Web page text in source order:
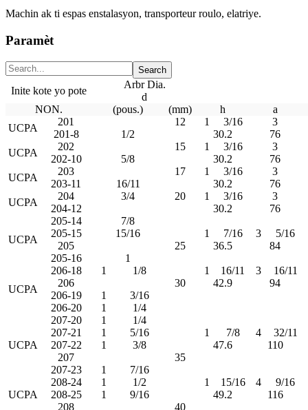
Machin ak ti espas enstalasyon, transporteur roulo, elatriye.
Paramèt
Inite kote yo pote
Arbr Dia.
d
NON.
(pous.) (mm) h
a
UCPA
201 12 1 3/16
3
201-8
1/2 30.2
76
UCPA
202 15 1 3/16
3
202-10
5/8 30.2
76
UCPA
203 17 1 3/16
3
203-11
16/11 30.2
76
UCPA
204 3/4 20 1 3/16
3
204-12
30.2 76
UCPA
205-14
7/8
205-15
15/16 1 7/16 3
5/16
205
25 36.5
84
205-16
1
UCPA
206-18 1 1/8 1 16/11 3
16/11
206
30 42.9
94
206-19
1
3/16
206-20
1 1/4
UCPA
207-20 1
1/4
207-21
1 5/16 1 7/8 4
32/11
207-22
1 3/8 47.6
110
207
35
207-23
1 7/16
UCPA
208-24 1 1/2 1 15/16 4
9/16
208-25
1 9/16 49.2
116
208
40